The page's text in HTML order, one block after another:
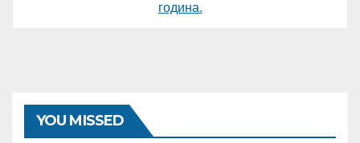
година.
YOU MISSED